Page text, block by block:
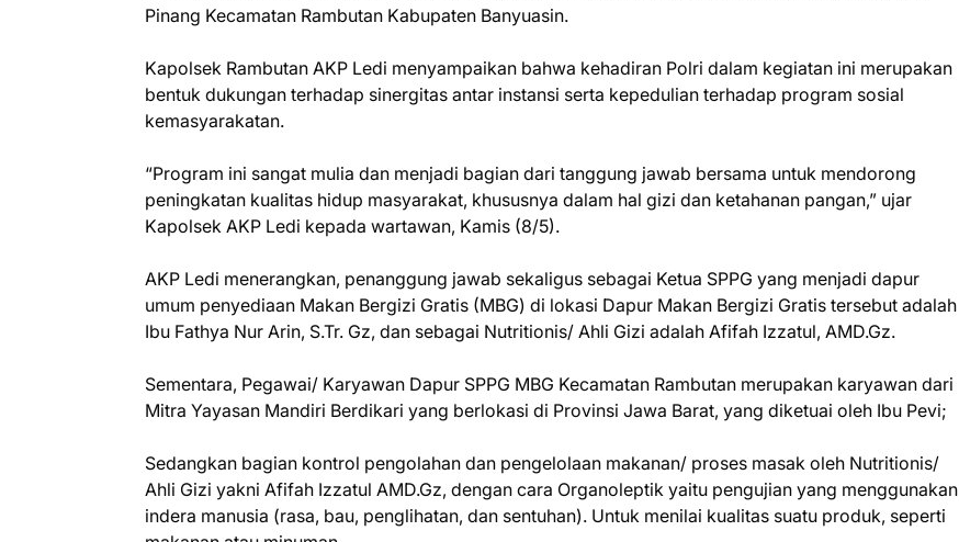
Pinang Kecamatan Rambutan Kabupaten Banyuasin.
Kapolsek Rambutan AKP Ledi menyampaikan bahwa kehadiran Polri dalam kegiatan ini merupakan
bentuk dukungan terhadap sinergitas antar instansi serta kepedulian terhadap program sosial
kemasyarakatan.
“Program ini sangat mulia dan menjadi bagian dari tanggung jawab bersama untuk mendorong
peningkatan kualitas hidup masyarakat, khususnya dalam hal gizi dan ketahanan pangan,” ujar
Kapolsek AKP Ledi kepada wartawan, Kamis (8/5).
AKP Ledi menerangkan, penanggung jawab sekaligus sebagai Ketua SPPG yang menjadi dapur
umum penyediaan Makan Bergizi Gratis (MBG) di lokasi Dapur Makan Bergizi Gratis tersebut adalah
Ibu Fathya Nur Arin, S.Tr. Gz, dan sebagai Nutritionis/ Ahli Gizi adalah Afifah Izzatul, AMD.Gz.
Sementara, Pegawai/ Karyawan Dapur SPPG MBG Kecamatan Rambutan merupakan karyawan dari
Mitra Yayasan Mandiri Berdikari yang berlokasi di Provinsi Jawa Barat, yang diketuai oleh Ibu Pevi;
Sedangkan bagian kontrol pengolahan dan pengelolaan makanan/ proses masak oleh Nutritionis/
Ahli Gizi yakni Afifah Izzatul AMD.Gz, dengan cara Organoleptik yaitu pengujian yang menggunakan
indera manusia (rasa, bau, penglihatan, dan sentuhan). Untuk menilai kualitas suatu produk, seperti